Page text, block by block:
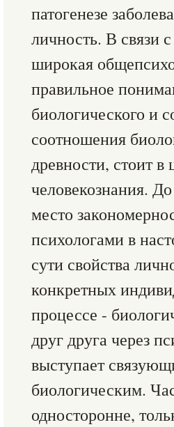
патогенезе
личность. В связи
широкая
правильное
биологического и
соотношения
древности, стоит в
человекознания.
место
психологами в
сути свойства
конкретных
процессе -
друг друга через
выступает
биологическим.
односторонне,